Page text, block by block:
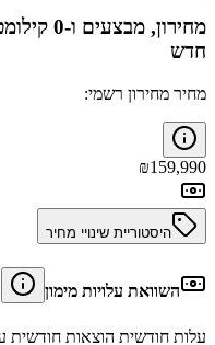
מחירון, מבצעים ו-0 קילומטר
חדש
מחיר מחירון רשמי:
₪159,990
היסטוריית שינויי מחיר
השוואת עלויות מימון